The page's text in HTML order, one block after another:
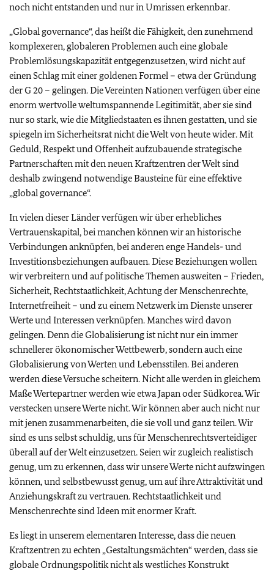
noch nicht entstanden und nur in Umrissen erkennbar.
„Global governance“, das heißt die Fähigkeit, den zunehmend
komplexeren, globaleren Problemen auch eine globale
Problemlösungskapazität entgegenzusetzen, wird nicht auf
einen Schlag mit einer goldenen Formel – etwa der Gründung
der G 20 – gelingen. Die Vereinten Nationen verfügen über eine
enorm wertvolle weltumspannende Legitimität, aber sie sind
nur so stark, wie die Mitgliedstaaten es ihnen gestatten, und sie
spiegeln im Sicherheitsrat nicht die Welt von heute wider. Mit
Geduld, Respekt und Offenheit aufzubauende strategische
Partnerschaften mit den neuen Kraftzentren der Welt sind
deshalb zwingend notwendige Bausteine für eine effektive
„global governance“.
In vielen dieser Länder verfügen wir über erhebliches
Vertrauenskapital, bei manchen können wir an historische
Verbindungen anknüpfen, bei anderen enge Handels- und
Investitionsbeziehungen aufbauen. Diese Beziehungen wollen
wir verbreitern und auf politische Themen ausweiten – Frieden,
Sicherheit, Rechtstaatlichkeit, Achtung der Menschenrechte,
Internetfreiheit – und zu einem Netzwerk im Dienste unserer
Werte und Interessen verknüpfen. Manches wird davon
gelingen. Denn die Globalisierung ist nicht nur ein immer
schnellerer ökonomischer Wettbewerb, sondern auch eine
Globalisierung von Werten und Lebensstilen. Bei anderen
werden diese Versuche scheitern. Nicht alle werden in gleichem
Maße Wertepartner werden wie etwa Japan oder Südkorea. Wir
verstecken unsere Werte nicht. Wir können aber auch nicht nur
mit jenen zusammenarbeiten, die sie voll und ganz teilen. Wir
sind es uns selbst schuldig, uns für Menschenrechtsverteidiger
überall auf der Welt einzusetzen. Seien wir zugleich realistisch
genug, um zu erkennen, dass wir unsere Werte nicht aufzwingen
können, und selbstbewusst genug, um auf ihre Attraktivität und
Anziehungskraft zu vertrauen. Rechtstaatlichkeit und
Menschenrechte sind Ideen mit enormer Kraft.
Es liegt in unserem elementaren Interesse, dass die neuen
Kraftzentren zu echten „Gestaltungsmächten“ werden, dass sie
globale Ordnungspolitik nicht als westliches Konstrukt